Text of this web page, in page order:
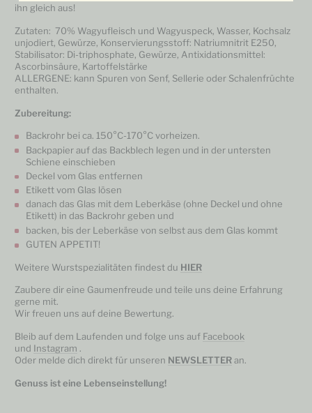
ihn gleich aus!
Zutaten: 70% Wagyufleisch und Wagyuspeck, Wasser, Kochsalz
unjodiert, Gewürze, Konservierungsstoff: Natriumnitrit E250,
Stabilisator: Di-triphosphate, Gewürze, Antixidationsmittel:
Ascorbinsäure, Kartoffelstärke
ALLERGENE: kann Spuren von Senf, Sellerie oder Schalenfrüchte
enthalten.
Zubereitung:
Backrohr bei ca. 150°C-170°C vorheizen.
Backpapier auf das Backblech legen und in der untersten
Schiene einschieben
Deckel vom Glas entfernen
Etikett vom Glas lösen
danach das Glas mit dem Leberkäse (ohne Deckel und ohne
Etikett) in das Backrohr geben und
backen, bis der Leberkäse von selbst aus dem Glas kommt
GUTEN APPETIT!
Weitere Wurstspezialitäten findest du HIER
Zaubere dir eine Gaumenfreude und teile uns deine Erfahrung
gerne mit.
Wir freuen uns auf deine Bewertung.
Bleib auf dem Laufenden und folge uns auf Facebook
und Instagram .
Oder melde dich direkt für unseren NEWSLETTERan.
Genuss ist eine Lebenseinstellung!